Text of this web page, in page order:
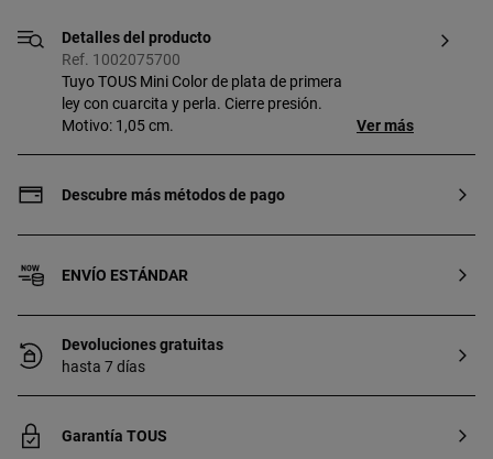
Detalles del producto
Ref. 1002075700
Tuyo TOUS Mini Color de plata de primera
ley con cuarcita y perla. Cierre presión.
Motivo: 1,05 cm.
Ver más
Descubre más métodos de pago
ENVÍO ESTÁNDAR
Devoluciones gratuitas
hasta 7 días
Garantía TOUS